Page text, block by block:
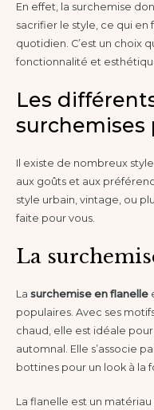
En effet, la surchemise
sacrifier le style, ce qui
quotidien. C’est un choix
fonctionnalité et
Les
Il existe de nombreux
aux goûts et aux
style urbain, vintage, ou
faite pour vous.
La
La surchemise en flanelle
populaires. Avec ses
chaud, elle est idéale
automnal. Elle s’associe
bottines pour un look à la
La flanelle est un